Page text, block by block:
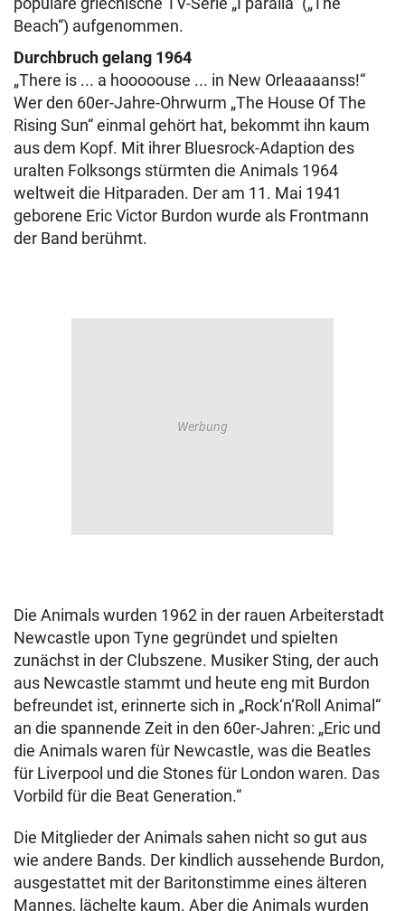
Beach“) aufgenommen.
Durchbruch gelang 1964
„There is ... a hooooouse ... in New Orleaaaanss!“
Wer den 60er-Jahre-Ohrwurm „The House Of The
Rising Sun“ einmal gehört hat, bekommt ihn kaum
aus dem Kopf. Mit ihrer Bluesrock-Adaption des
uralten Folksongs stürmten die Animals 1964
weltweit die Hitparaden. Der am 11. Mai 1941
geborene Eric Victor Burdon wurde als Frontmann
der Band berühmt.
Die Animals wurden 1962 in der rauen Arbeiterstadt
Newcastle upon Tyne gegründet und spielten
zunächst in der Clubszene. Musiker Sting, der auch
aus Newcastle stammt und heute eng mit Burdon
befreundet ist, erinnerte sich in „Rock‘n‘Roll Animal“
an die spannende Zeit in den 60er-Jahren: „Eric und
die Animals waren für Newcastle, was die Beatles
für Liverpool und die Stones für London waren. Das
Vorbild für die Beat Generation.“
Die Mitglieder der Animals sahen nicht so gut aus
wie andere Bands. Der kindlich aussehende Burdon,
ausgestattet mit der Baritonstimme eines älteren
Mannes, lächelte kaum. Aber die Animals wurden